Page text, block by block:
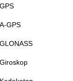
GPS
A-GPS
GLONASS
Giroskop